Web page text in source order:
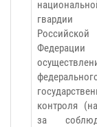
гвардии
Российской
контроля
за